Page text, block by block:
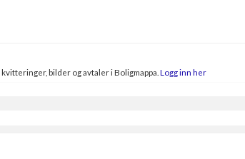
bilder og avtaler i Boligmappa. Logg inn her